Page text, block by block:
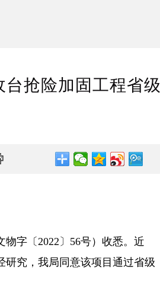
抢险加固工程省级
字〔2022〕56号）收悉。近
研究，我局同意该项目通过省级